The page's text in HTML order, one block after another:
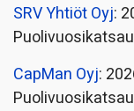
SRV Yhtiöt Oyj:
CapMan Oyj: